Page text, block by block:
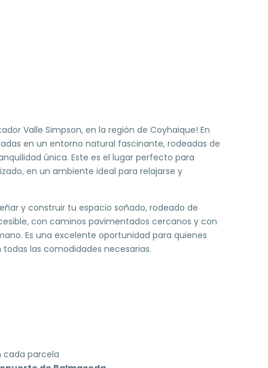
Valle Simpson, en la región de Coyhaique! En
en un entorno natural fascinante, rodeadas de
única. Este es el lugar perfecto para
en un ambiente ideal para relajarse y
y construir tu espacio soñado, rodeado de
con caminos pavimentados cercanos y con
Es una excelente oportunidad para quienes
las comodidades necesarias.
parcela